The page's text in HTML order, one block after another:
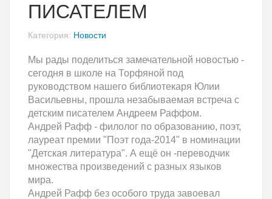
ПИСАТЕЛЕМ
Категория: Новости
Мы рады поделиться замечательной новостью -
сегодня в школе на Торфяной под
руководством нашего библиотекаря Юлии
Васильевны, прошла незабываемая встреча с
детским писателем Андреем Раффом.
Андрей Рафф - филолог по образованию, поэт,
лауреат премии "Поэт года-2014" в номинации
"Детская литература". А ещё он -переводчик
множества произведений с разных языков
мира.
Андрей Рафф без особого труда завоевал